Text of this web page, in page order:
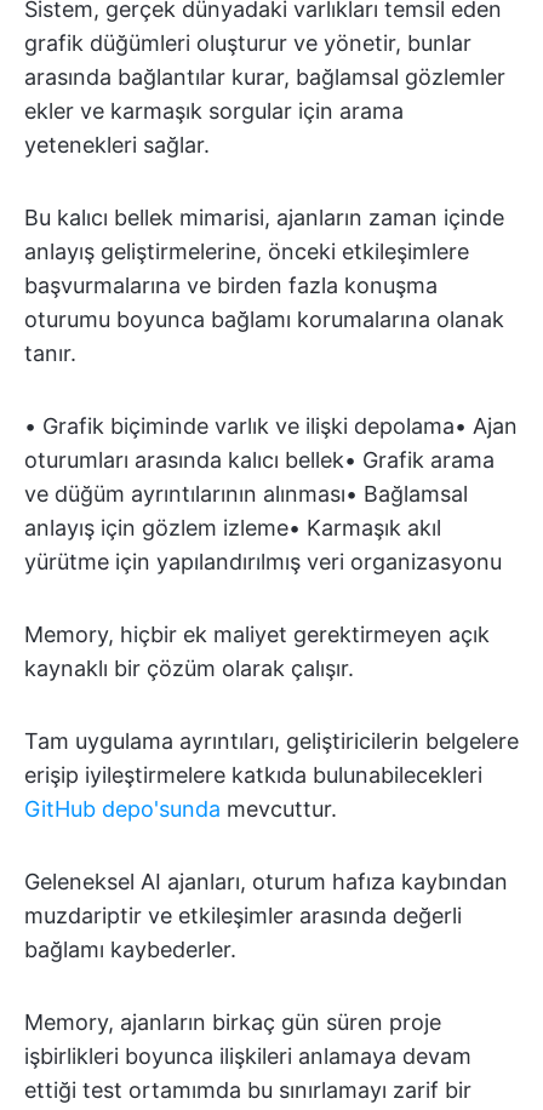
Sistem, gerçek dünyadaki varlıkları temsil eden
grafik düğümleri oluşturur ve yönetir, bunlar
arasında bağlantılar kurar, bağlamsal gözlemler
ekler ve karmaşık sorgular için arama
yetenekleri sağlar.
Bu kalıcı bellek mimarisi, ajanların zaman içinde
anlayış geliştirmelerine, önceki etkileşimlere
başvurmalarına ve birden fazla konuşma
oturumu boyunca bağlamı korumalarına olanak
tanır.
• Grafik biçiminde varlık ve ilişki depolama• Ajan
oturumları arasında kalıcı bellek• Grafik arama
ve düğüm ayrıntılarının alınması• Bağlamsal
anlayış için gözlem izleme• Karmaşık akıl
yürütme için yapılandırılmış veri organizasyonu
Memory, hiçbir ek maliyet gerektirmeyen açık
kaynaklı bir çözüm olarak çalışır.
Tam uygulama ayrıntıları, geliştiricilerin belgelere
erişip iyileştirmelere katkıda bulunabilecekleri
GitHub depo'sunda mevcuttur.
Geleneksel AI ajanları, oturum hafıza kaybından
muzdariptir ve etkileşimler arasında değerli
bağlamı kaybederler.
Memory, ajanların birkaç gün süren proje
işbirlikleri boyunca ilişkileri anlamaya devam
ettiği test ortamımda bu sınırlamayı zarif bir